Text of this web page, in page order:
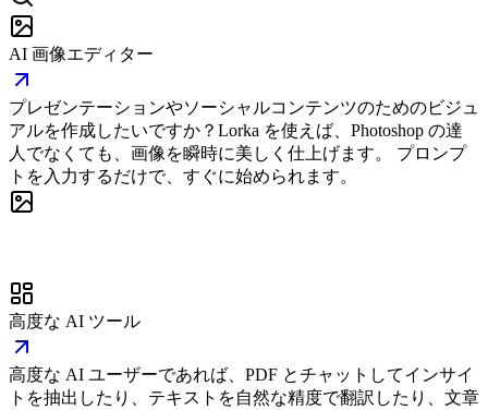
AI 画像エディター
プレゼンテーションやソーシャルコンテンツのためのビジュ
アルを作成したいですか？Lorka を使えば、Photoshop の達
人でなくても、画像を瞬時に美しく仕上げます。 プロンプ
トを入力するだけで、すぐに始められます。
高度な AI ツール
高度な AI ユーザーであれば、PDF とチャットしてインサイ
トを抽出したり、テキストを自然な精度で翻訳したり、文章